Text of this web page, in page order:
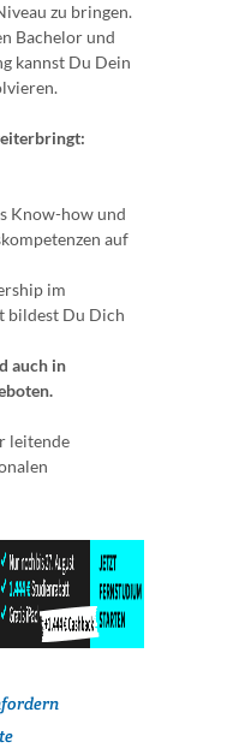
zu bringen.
Bachelor und
kannst Du Dein
Know-how und
auf
im
bildest Du Dich
auch in
leitende